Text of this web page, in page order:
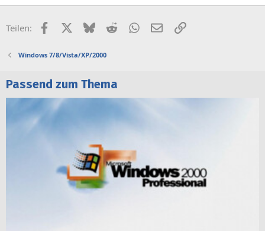
Teilen: FacebookX (Twitter)
BlueskyRedditWhatsApp
E-MailLink
Windows 7/8/Vista/XP/2000
Passend zum Thema